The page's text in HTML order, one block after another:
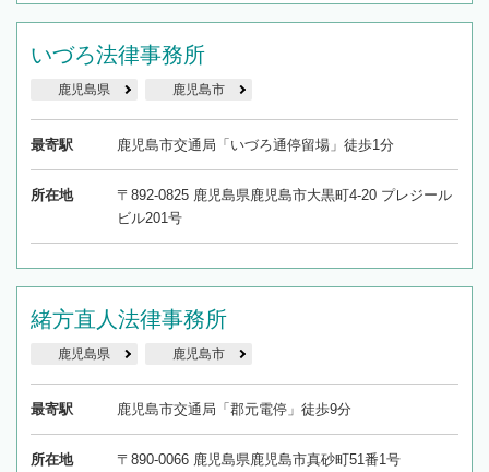
いづろ法律事務所
鹿児島県 鹿児島市
最寄駅 鹿児島市交通局「いづろ通停留場」徒歩1分
所在地
〒892-0825 鹿児島県鹿児島市大黒町4-20 プレジール
ビル201号
緒方直人法律事務所
鹿児島県 鹿児島市
最寄駅 鹿児島市交通局「郡元電停」徒歩9分
所在地 〒890-0066 鹿児島県鹿児島市真砂町51番1号